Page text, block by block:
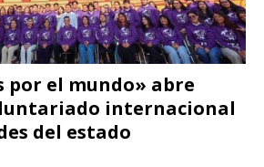
por el mundo» abre
internacional
del estado